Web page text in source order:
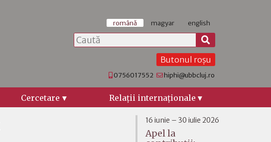
română magyar english
Butonul roșu
0756017552 hiphi@ubbcluj.ro
Cercetare Relaţii internaţionale
16 iunie – 30 iulie 2026
Apel la